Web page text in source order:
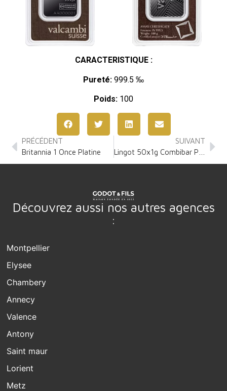
CARACTERISTIQUE :
Pureté: 999.5 ‰
Poids: 100
PRÉCÉDENT
Britannia 1 Once Platine
SUIVANT
Découvrez aussi nos autres agences
:
Montpellier
Elysee
Chambery
Annecy
Valence
Antony
Saint maur
Lorient
Metz